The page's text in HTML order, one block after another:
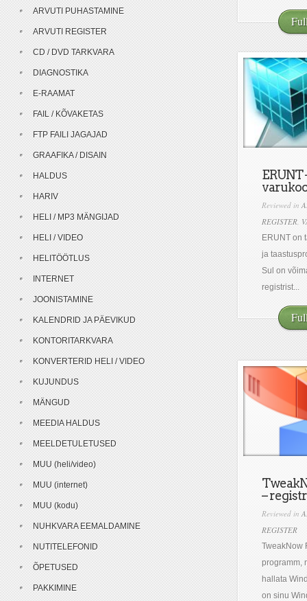
Reviewed in
REGISTER,
ERUNT on
ja
Sul on
registrist...
–
Reviewed in
REGISTER
TweakNow
programm,
hallata
on sinu
ARVUTI PUHASTAMINE
ARVUTI REGISTER
CD / DVD TARKVARA
DIAGNOSTIKA
E-RAAMAT
FAIL / KÕVAKETAS
FTP FAILI JAGAJAD
GRAAFIKA / DISAIN
HALDUS
HARIV
HELI / MP3 MÄNGIJAD
HELI / VIDEO
HELITÖÖTLUS
INTERNET
JOONISTAMINE
KALENDRID JA PÄEVIKUD
KONTORITARKVARA
KONVERTERID HELI / VIDEO
KUJUNDUS
MÄNGUD
MEEDIA HALDUS
MEELDETULETUSED
MUU (heli/video)
MUU (internet)
MUU (kodu)
NUHKVARA EEMALDAMINE
NUTITELEFONID
ÕPETUSED
PAKKIMINE